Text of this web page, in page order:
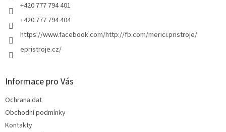
+420 777 794 401
+420 777 794 404
https://www.facebook.com/http://fb.com/merici.pristroje/
epristroje.cz/
Informace pro Vás
Ochrana dat
Obchodní podmínky
Kontakty